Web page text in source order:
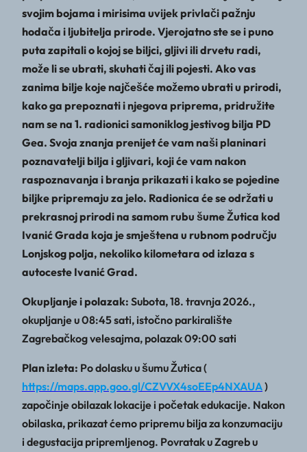
svojim bojama i mirisima uvijek privlači pažnju
hodača i ljubitelja prirode. Vjerojatno ste se i puno
puta zapitali o kojoj se biljci, gljivi ili drvetu radi,
može li se ubrati, skuhati čaj ili pojesti. Ako vas
zanima bilje koje najčešće možemo ubrati u prirodi,
kako ga prepoznati i njegova priprema, pridružite
nam se na 1. radionici samoniklog jestivog bilja PD
Gea. Svoja znanja prenijet će vam naši planinari
poznavatelji bilja i gljivari, koji će vam nakon
raspoznavanja i branja prikazati i kako se pojedine
biljke pripremaju za jelo. Radionica će se održati u
prekrasnoj prirodi na samom rubu šume Žutica kod
Ivanić Grada koja je smještena u rubnom području
Lonjskog polja, nekoliko kilometara od izlaza s
autoceste Ivanić Grad.
Okupljanje i polazak: Subota, 18. travnja 2026.,
okupljanje u 08:45 sati, istočno parkiralište
Zagrebačkog velesajma, polazak 09:00 sati
Plan izleta: Po dolasku u šumu Žutica (
https://maps.app.goo.gl/CZVVX4soEEp4NXAUA)
započinje obilazak lokacije i početak edukacije. Nakon
obilaska, prikazat ćemo pripremu bilja za konzumaciju
i degustacija pripremljenog. Povratak u Zagreb u